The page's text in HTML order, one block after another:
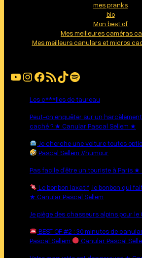
mes pranks
bio
Mon best of
Mes meilleures caméras
Mes meilleurs canulars et micros
YouTube Instagram Facebook Flux RSS TikTok Spotify
Les c***lles de taureau
Peut-on enquêter sur un
caché ? ★ Canular Pascal Sellem ★
Je cherche une voiture toutes
Pascal Sellem #humour
Pas facile d’être un touriste à Paris
Le bonbon laxatif, le bonbon qui
★ Canular Pascal Sellem
Je piège des chasseurs alpins pour le
BEST OF #2 : 30 minutes de
Pascal Sellem
Canular Pascal